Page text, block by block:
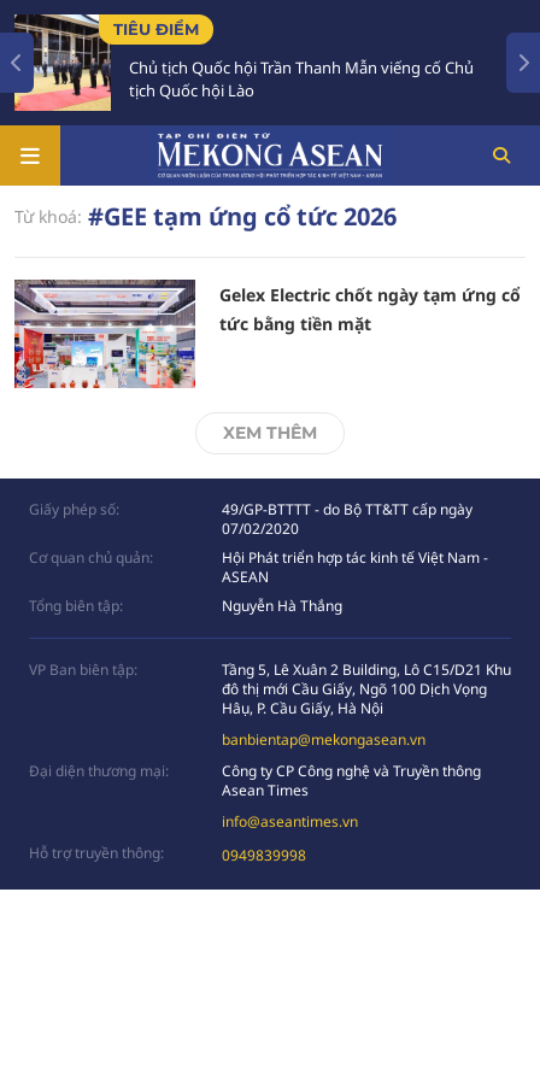
TIÊU ĐIỂM
Chủ tịch Quốc hội Trần Thanh Mẫn viếng cố Chủ
tịch Quốc hội Lào
Từ khoá: #GEE tạm ứng cổ tức 2026
Gelex Electric chốt ngày tạm ứng cổ
tức bằng tiền mặt
XEM THÊM
Giấy phép số:
49/GP-BTTTT - do Bộ TT&TT cấp ngày
07/02/2020
Cơ quan chủ quản:
Hội Phát triển hợp tác kinh tế Việt Nam -
ASEAN
Tổng biên tập:
Nguyễn Hà Thắng
VP Ban biên tập:
Tầng 5, Lê Xuân 2 Building, Lô C15/D21 Khu
đô thị mới Cầu Giấy, Ngõ 100 Dịch Vọng
Hâụ, P. Cầu Giấy, Hà Nội
banbientap@mekongasean.vn
Đại diện thương mại:
Công ty CP Công nghệ và Truyền thông
Asean Times
info@aseantimes.vn
Hỗ trợ truyền thông:
0949839998